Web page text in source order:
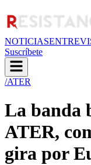
NOTICIAS
Suscríbete
/ATER
La banda
ATER,
gira por